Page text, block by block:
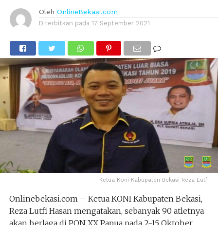
Oleh OnlineBekasi.com
Diterbitkan pada 17 September 2021
Ketua Koni Kabupaten Bekasi Reza Lutfi
Onlinebekasi.com – Ketua KONI Kabupaten Bekasi,
Reza Lutfi Hasan mengatakan, sebanyak 90 atletnya
akan berlaga di PON XX Papua pada 2-15 Oktober